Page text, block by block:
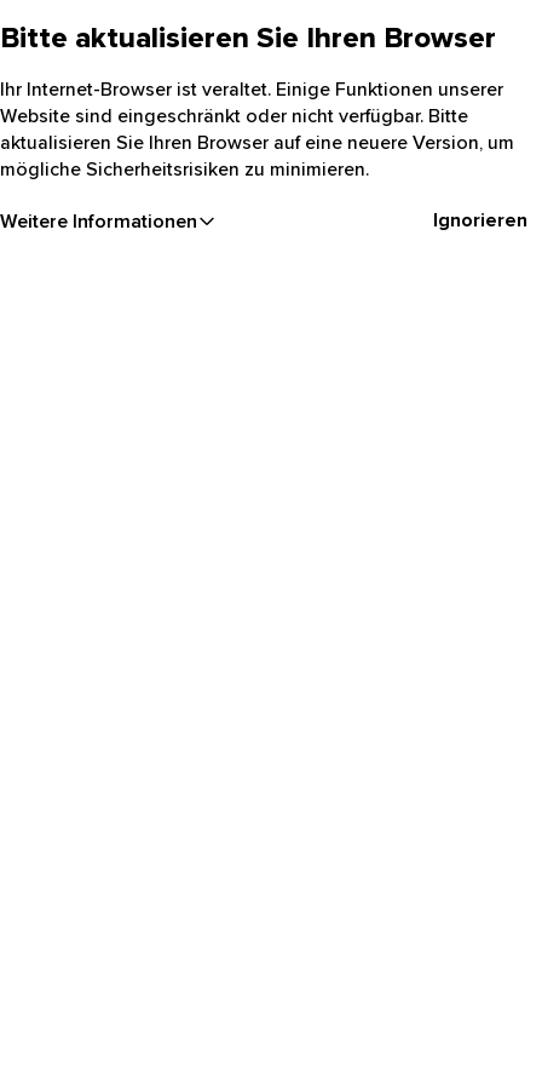
Bitte aktualisieren Sie Ihren Browser
Ihr Internet-Browser ist veraltet. Einige Funktionen unserer
Website sind eingeschränkt oder nicht verfügbar. Bitte
aktualisieren Sie Ihren Browser auf eine neuere Version, um
mögliche Sicherheitsrisiken zu minimieren.
Weitere Informationen Ignorieren